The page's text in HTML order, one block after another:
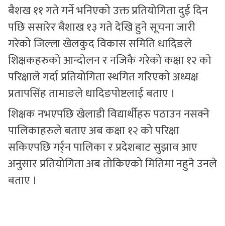
बैशख ११ गते गर्ने भनिएको उक्त प्रतियोगिता दुई दिन
पछि ससारेर बैशाख १३ गते देखि हुने सूचना जारी
गरेको जिल्ला खेलकुद विकास समिति धादिङले
शिक्षकहरुको आन्दोलन र नजिकै गरेको कक्षा १२ को
परिक्षाले गर्दा प्रतियोगिता स्थगित गरिएको अध्यक्ष
प्रतापसिंह तामाङले धादिङपोष्टलाई बताए ।
शिक्षक नभएपछि खेलाडी विद्यार्थीहरु पठाउन नसक्ने
पालिकाहरुले बताए अब कक्षा १२ को परिक्षा
सकिएपछि गर्र्न पालिका र प्रदेशबाट सुझाव आए
अनुसार प्रतियोगिता अब तोकिएको मितिमा नहुने उनले
बताए ।